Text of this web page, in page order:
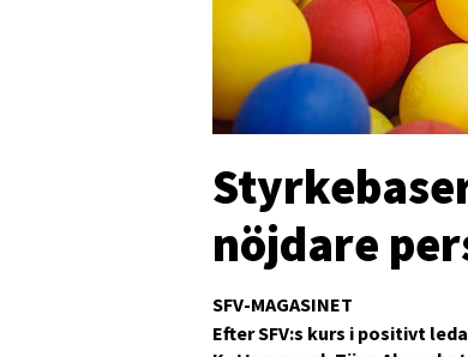
SFV-MAGASINET
nöjdare
Efter SFV:s kurs i positivt